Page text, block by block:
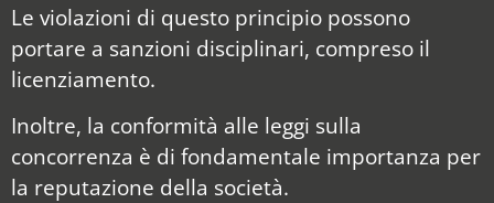
Le violazioni di questo principio possono
portare a sanzioni disciplinari, compreso il
licenziamento.
Inoltre, la conformità alle leggi sulla
concorrenza è di fondamentale importanza per
la reputazione della società.